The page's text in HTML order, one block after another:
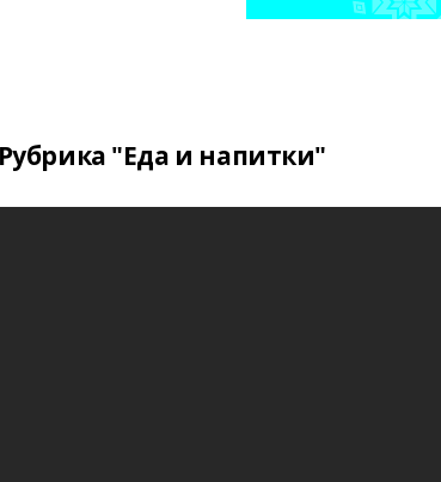
Рубрика "Еда и напитки"